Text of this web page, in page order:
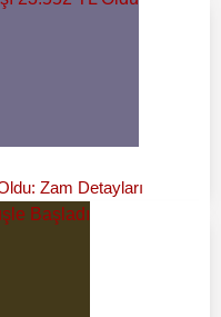
Zam Detayları